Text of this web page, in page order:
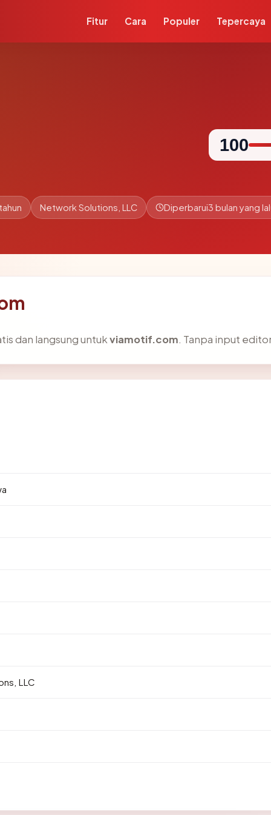
Fitur Cara Populer Tepercaya
100
Network Solutions, LLC Diperbarui3 bulan yang
dan langsung untukviamotif.com. Tanpa input
LLC